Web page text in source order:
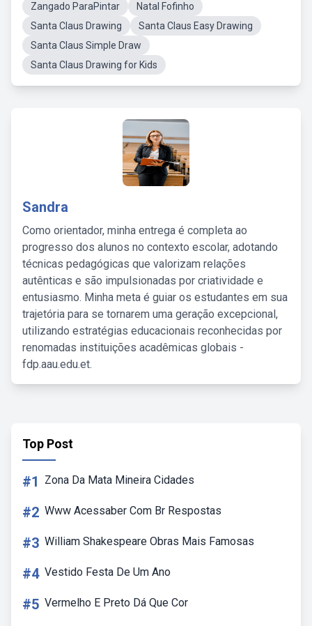
Zangado ParaPintar
Natal Fofinho
Santa Claus Drawing
Santa Claus Easy Drawing
Santa Claus Simple Draw
Santa Claus Drawing for Kids
Sandra
Como orientador, minha entrega é completa ao
progresso dos alunos no contexto escolar, adotando
técnicas pedagógicas que valorizam relações
autênticas e são impulsionadas por criatividade e
entusiasmo. Minha meta é guiar os estudantes em sua
trajetória para se tornarem uma geração excepcional,
utilizando estratégias educacionais reconhecidas por
renomadas instituições acadêmicas globais -
fdp.aau.edu.et.
Top Post
#1 Zona Da Mata Mineira Cidades
#2 Www Acessaber Com Br Respostas
#3 William Shakespeare Obras Mais Famosas
#4 Vestido Festa De Um Ano
#5 Vermelho E Preto Dá Que Cor